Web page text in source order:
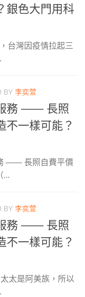
銀色大門用科
台灣因疫情拉起三
BY 李奕萱
務 —— 長照
不一樣可能？
—— 長照自費平價
...
BY 李奕萱
務 —— 長照
不一樣可能？
太是阿美族，所以